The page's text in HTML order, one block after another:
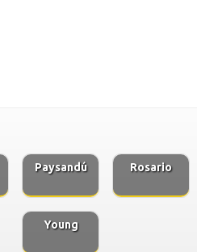
Paysandú Rosario
Young